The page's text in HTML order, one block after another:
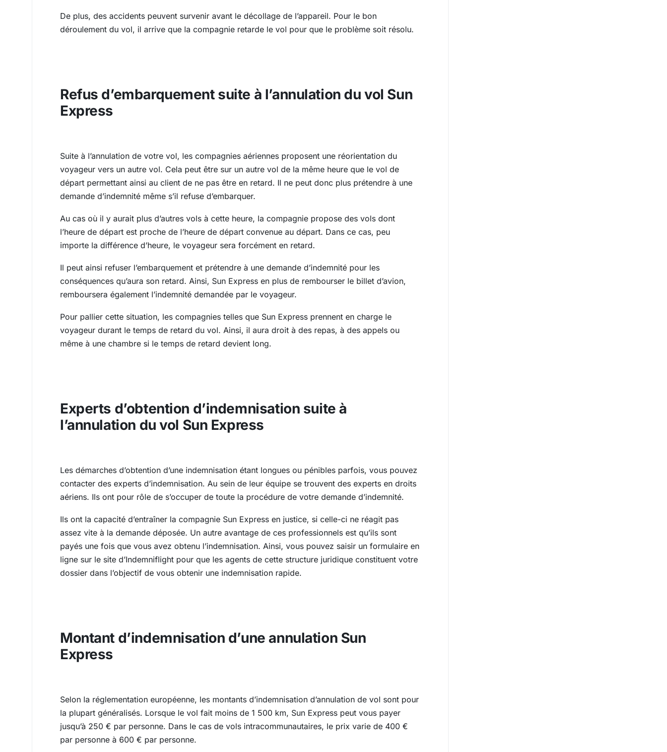
De plus, des accidents peuvent survenir avant le décollage de l’appareil. Pour le bon
déroulement du vol, il arrive que la compagnie retarde le vol pour que le problème soit résolu.
Refus d’embarquement suite à l’annulation du vol Sun
Express
Suite à l’annulation de votre vol, les compagnies aériennes proposent une réorientation du
voyageur vers un autre vol. Cela peut être sur un autre vol de la même heure que le vol de
départ permettant ainsi au client de ne pas être en retard. Il ne peut donc plus prétendre à une
demande d’indemnité même s’il refuse d’embarquer.
Au cas où il y aurait plus d’autres vols à cette heure, la compagnie propose des vols dont
l’heure de départ est proche de l’heure de départ convenue au départ. Dans ce cas, peu
importe la différence d’heure, le voyageur sera forcément en retard.
Il peut ainsi refuser l’embarquement et prétendre à une demande d’indemnité pour les
conséquences qu’aura son retard. Ainsi, Sun Express en plus de rembourser le billet d’avion,
remboursera également l’indemnité demandée par le voyageur.
Pour pallier cette situation, les compagnies telles que Sun Express prennent en charge le
voyageur durant le temps de retard du vol. Ainsi, il aura droit à des repas, à des appels ou
même à une chambre si le temps de retard devient long.
Experts d’obtention d’indemnisation suite à
l’annulation du vol Sun Express
Les démarches d’obtention d’une indemnisation étant longues ou pénibles parfois, vous pouvez
contacter des experts d’indemnisation. Au sein de leur équipe se trouvent des experts en droits
aériens. Ils ont pour rôle de s’occuper de toute la procédure de votre demande d’indemnité.
Ils ont la capacité d’entraîner la compagnie Sun Express en justice, si celle-ci ne réagit pas
assez vite à la demande déposée. Un autre avantage de ces professionnels est qu’ils sont
payés une fois que vous avez obtenu l’indemnisation. Ainsi, vous pouvez saisir un formulaire en
ligne sur le site d’Indemniflight pour que les agents de cette structure juridique constituent votre
dossier dans l’objectif de vous obtenir une indemnisation rapide.
Montant d’indemnisation d’une annulation Sun
Express
Selon la réglementation européenne, les montants d’indemnisation d’annulation de vol sont pour
la plupart généralisés. Lorsque le vol fait moins de 1 500 km, Sun Express peut vous payer
jusqu’à 250 € par personne. Dans le cas de vols intracommunautaires, le prix varie de 400 €
par personne à 600 € par personne.